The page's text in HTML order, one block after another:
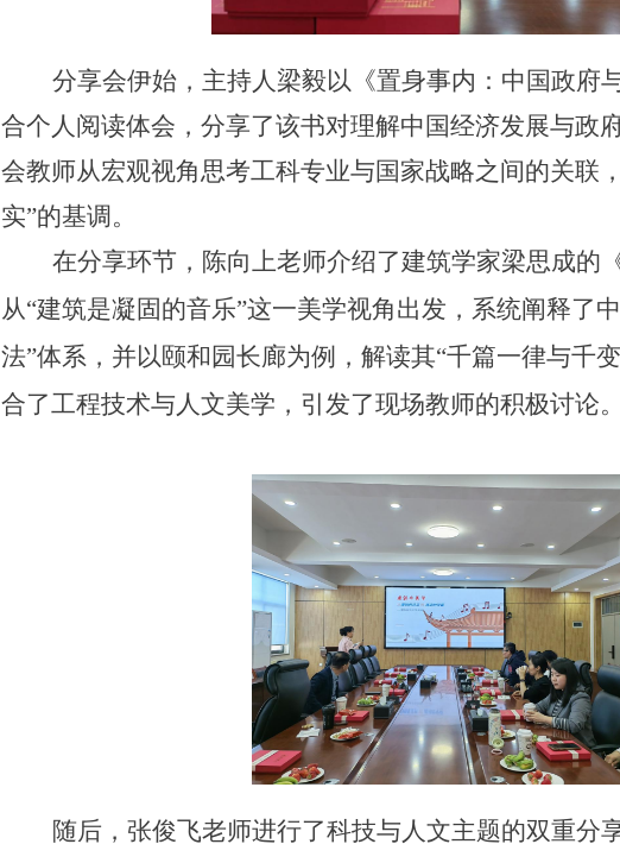
分享会伊始，主持人梁毅以《置身事内：中国政府
合个人阅读体会，分享了该书对理解中国经济发展与政
会教师从宏观视角思考工科专业与国家战略之间的关联
实”的基调。
在分享环节，陈向上老师介绍了建筑学家梁思成的
从“建筑是凝固的音乐”这一美学视角出发，系统阐释了
法”体系，并以颐和园长廊为例，解读其“千篇一律与千
合了工程技术与人文美学，引发了现场教师的积极讨论。
随后，张俊飞老师进行了科技与人文主题的双重分